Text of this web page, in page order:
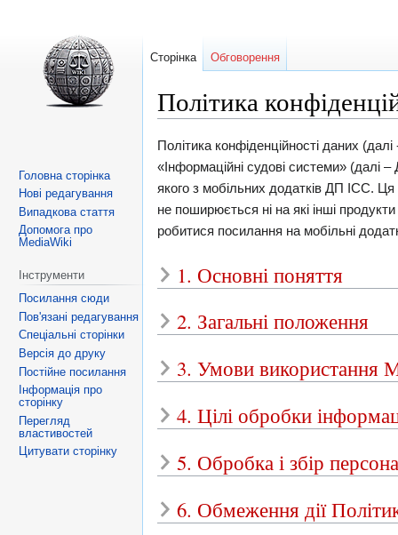
Політика
Перейти
до
навігації
Перейти
до
пошуку
Політика конфіденційності даних
«Інформаційні судові системи»
якого з мобільних додатків ДП ІСС.
не поширюється ні на які інші
робитися посилання на мобільні
1. Основні поняття
2. Загальні положення
3. Умови використання
4. Цілі обробки
5. Обробка і збір
6. Обмеження дії
Сторінка Обговорення
Головна сторінка
Нові редагування
Випадкова стаття
Допомога про
MediaWiki
Інструменти
Посилання сюди
Пов'язані редагування
Спеціальні сторінки
Версія до друку
Постійне посилання
Інформація про
сторінку
Перегляд
властивостей
Цитувати сторінку